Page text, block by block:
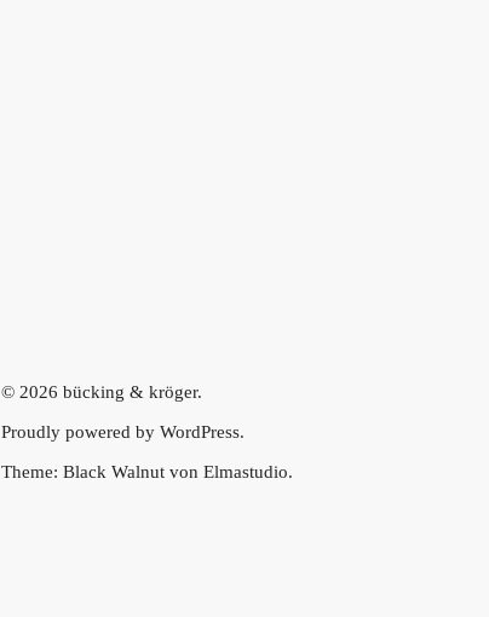
© 2026 bücking & kröger.
Proudly powered by WordPress.
Theme: Black Walnut von Elmastudio.